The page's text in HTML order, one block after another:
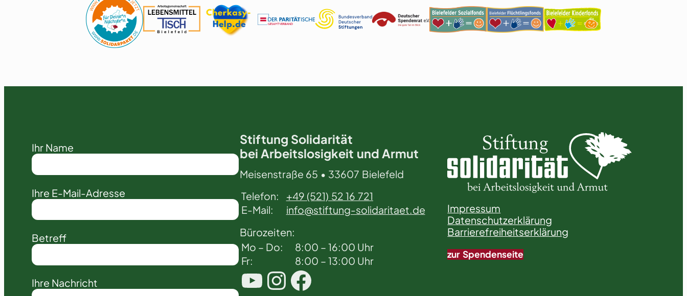
Ihr Name
Ihre E-Mail-Adresse
Betreff
Ihre Nachricht
Stiftung Solidarität
bei Arbeitslosigkeit und Armut
Meisenstraße 65 • 33607 Bielefeld
Telefon:
+49 (521) 52 16 721
E-Mail:
info@stiftung-solidaritaet.de
Bürozeiten:
Mo – Do:
8:00 – 16:00 Uhr
Fr:
8:00 – 13:00 Uhr
YouTube InstagramFacebook
Impressum
Datenschutzerklärung
Barrierefreiheitserklärung
zur Spendenseite